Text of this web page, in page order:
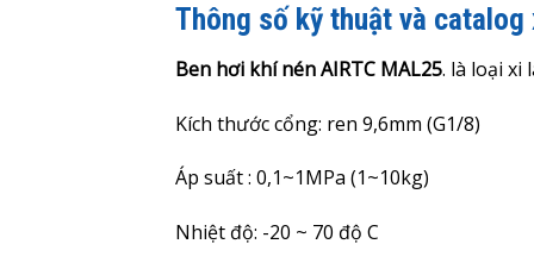
Thông số kỹ thuật và catalog
Ben hơi khí nén AIRTC MAL25. là loại xi
Kích thước cổng: ren 9,6mm (G1/8)
Áp suất : 0,1~1MPa (1~10kg)
Nhiệt độ: -20 ~ 70 độ C